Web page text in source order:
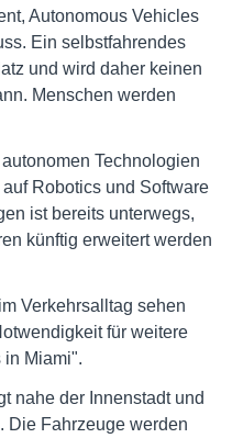
Autonomous Vehicles
Ein selbstfahrendes
und wird daher keinen
Menschen werden
Technologien
Robotics und Software
ist bereits unterwegs,
künftig erweitert werden
Verkehrsalltag sehen
für weitere
in Miami".
nahe der Innenstadt und
Die Fahrzeuge werden